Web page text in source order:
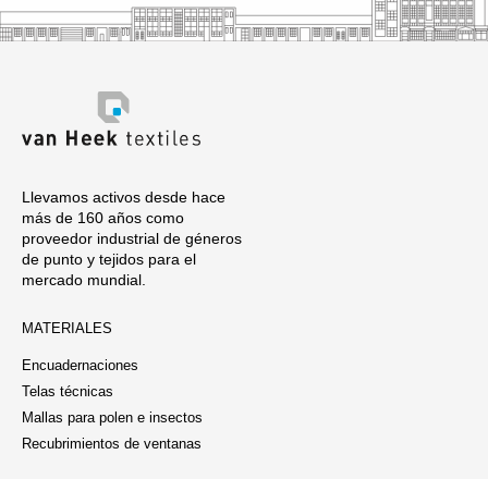
Llevamos activos desde hace
más de 160 años como
proveedor industrial de géneros
de punto y tejidos para el
mercado mundial.
MATERIALES
Encuadernaciones
Telas técnicas
Mallas para polen e insectos
Recubrimientos de ventanas